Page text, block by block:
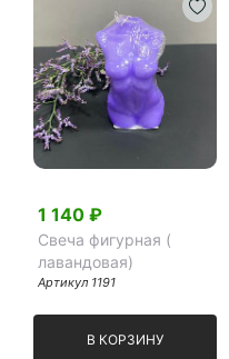
1 140 ₽
Свеча фигурная (
лавандовая)
Артикул 1191
В КОРЗИНУ